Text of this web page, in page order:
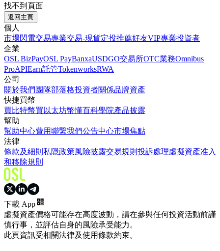
找不到頁面
返回主頁
個人
市場閃電交易專業交易-現貨定投推薦好友VIP專業投資者
企業
OSL BizPayOSL PayBanxaUSDGO交易所OTC業務Omnibus
ProAPIEarn託管TokenworksRWA
公司
關於我們 團隊部落格投資者關係品牌資產
快捷買幣
買比特幣買以太坊幣懂百科學院產品披露
幫助
幫助中心費用聯繫我們公告中心市場焦點
法律
條款及細則 私隱政策風險披露交易規則 投訴處理虛擬資產准入
和移除規則
下載 App
虛擬資產價格可能存在高度波動，請在參與任何投資活動前謹
慎行事，並評估自身的風險承受能力。
此頁資訊受相關法律及使用條款約束。